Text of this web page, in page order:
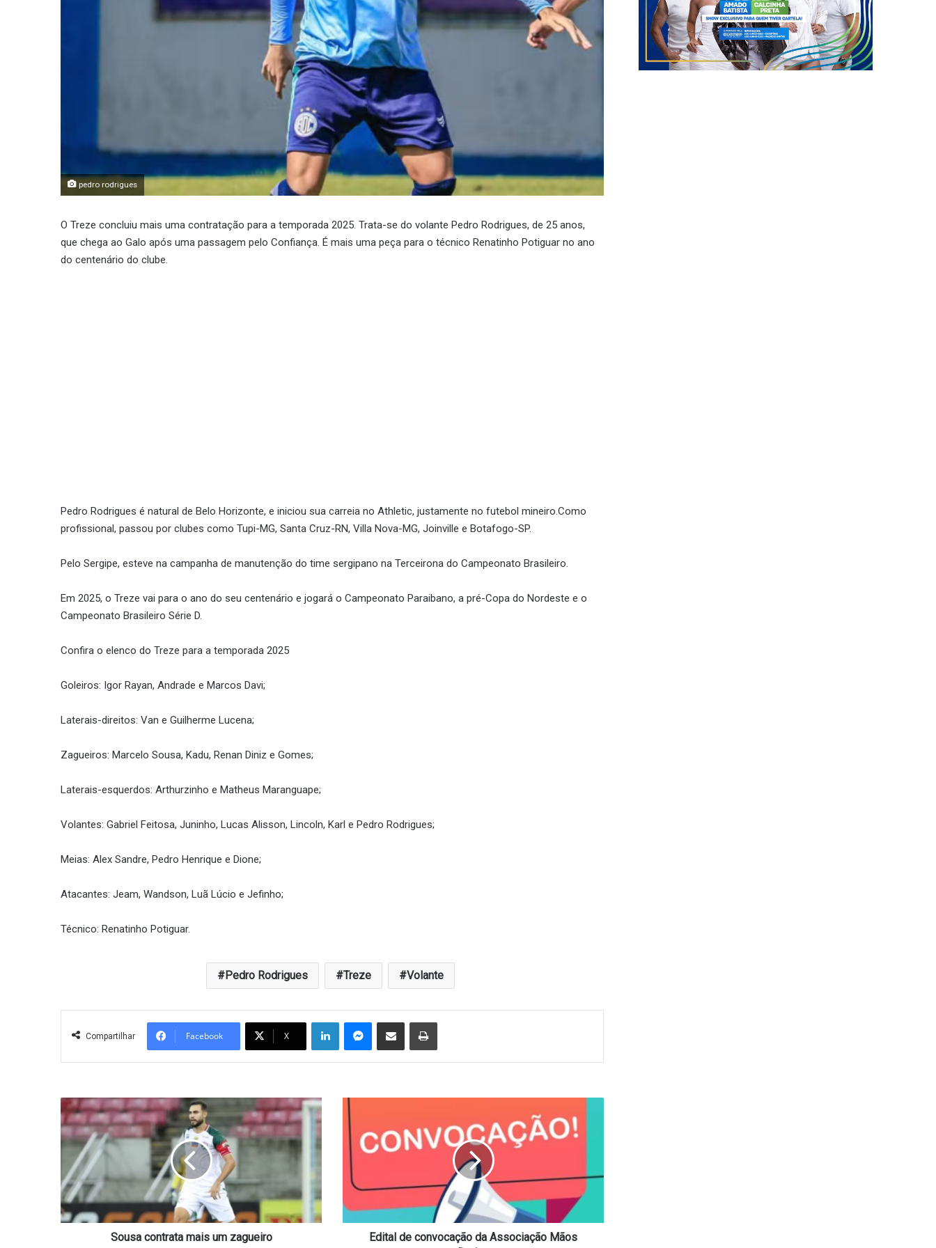
pedro rodrigues
O Treze concluiu mais uma contratação para a temporada 2025. Trata-se do volante Pedro Rodrigues, de 25 anos,
que chega ao Galo após uma passagem pelo Confiança. É mais uma peça para o técnico Renatinho Potiguar no ano
do centenário do clube.
Pedro Rodrigues é natural de Belo Horizonte, e iniciou sua carreia no Athletic, justamente no futebol mineiro.Como
profissional, passou por clubes como Tupi-MG, Santa Cruz-RN, Villa Nova-MG, Joinville e Botafogo-SP.
Pelo Sergipe, esteve na campanha de manutenção do time sergipano na Terceirona do Campeonato Brasileiro.
Em 2025, o Treze vai para o ano do seu centenário e jogará o Campeonato Paraibano, a pré-Copa do Nordeste e o
Campeonato Brasileiro Série D.
Confira o elenco do Treze para a temporada 2025
Goleiros: Igor Rayan, Andrade e Marcos Davi;
Laterais-direitos: Van e Guilherme Lucena;
Zagueiros: Marcelo Sousa, Kadu, Renan Diniz e Gomes;
Laterais-esquerdos: Arthurzinho e Matheus Maranguape;
Volantes: Gabriel Feitosa, Juninho, Lucas Alisson, Lincoln, Karl e Pedro Rodrigues;
Meias: Alex Sandre, Pedro Henrique e Dione;
Atacantes: Jeam, Wandson, Luã Lúcio e Jefinho;
Técnico: Renatinho Potiguar.
Pedro Rodrigues Treze Volante
Compartilhar Facebook X
LinkedinMessenger
Compartilhar via e-mail Imprimir
Sousa
contrata
mais
um
zagueiro
Sousa contrata mais um zagueiro
de
convocação
Associação
Mãos
Dadas
Edital de convocação da Associação Mãos